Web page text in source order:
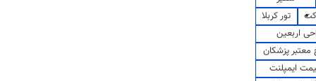
تور کربلا
اربعین
پزشکان
ایمپلنت